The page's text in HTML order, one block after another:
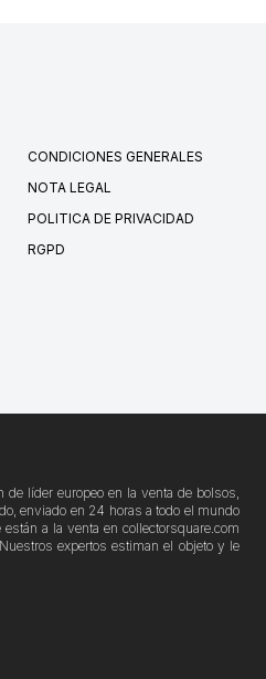
CONDICIONES GENERALES
NOTA LEGAL
POLITICA DE PRIVACIDAD
RGPD
líder europeo en la venta de bolsos,
enviado en 24 horas a todo el mundo
a la venta en collectorsquare.com
expertos estiman el objeto y le